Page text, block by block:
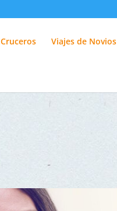
Cruceros Viajes de Novios